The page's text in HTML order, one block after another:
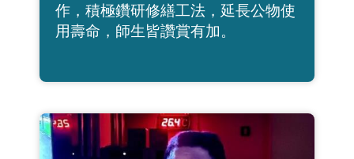
作，積極鑽研修繕工法，延長公物使
用壽命，師生皆讚賞有加。